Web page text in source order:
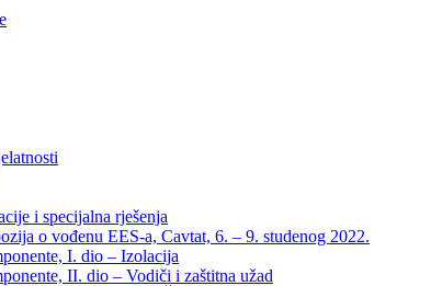
i specijalna rješenja
o vođenu EES-a, Cavtat, 6. – 9. studenog 2022.
I. dio – Izolacija
II. dio – Vodiči i zaštitna užad